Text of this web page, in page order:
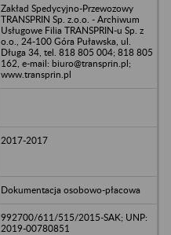
Zakład Spedycyjno-Przewozowy
TRANSPRIN Sp. z.o.o. - Archiwum
Usługowe Filia TRANSPRIN-u Sp. z
o.o., 24-100 Góra Puławska, ul.
Długa 34, tel. 818 805 004; 818 805
162, e-mail: biuro@transprin.pl;
www.transprin.pl
2017-2017
Dokumentacja osobowo-płacowa
992700/611/515/2015-SAK; UNP:
2019-00780851